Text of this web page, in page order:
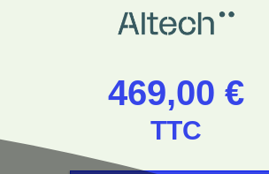
469,00 €
TTC